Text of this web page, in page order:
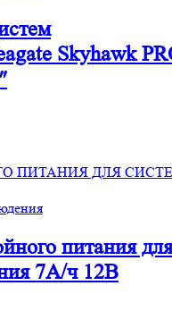
Skyhawk
питания для
7А/ч 12В